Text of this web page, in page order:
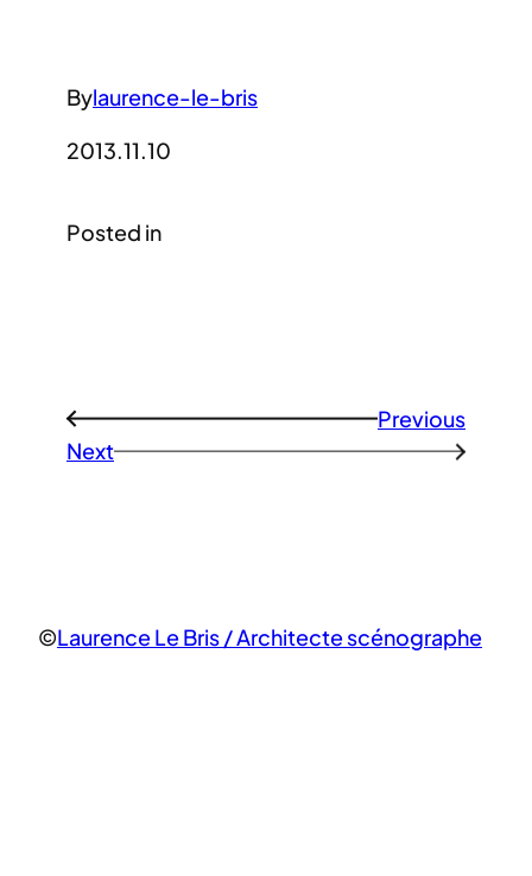
Bylaurence-le-bris
2013.11.10
Posted in
←
Previous
Next
→
©Laurence Le Bris / Architecte scénographe